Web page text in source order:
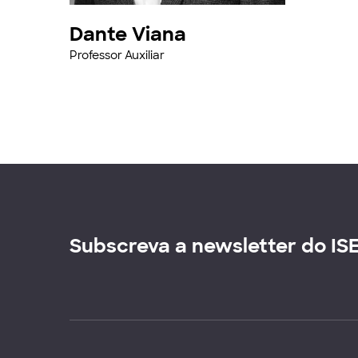
Dante Viana
Professor Auxiliar
Subscreva a newsletter do